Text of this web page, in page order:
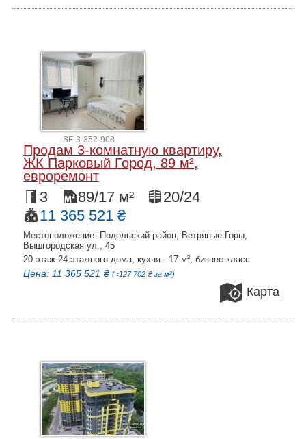
SF-3-352-908
Продам 3-комнатную квартиру,
ЖК Парковый Город, 89 м²,
евроремонт
3 89/17 м²
20/24
11 365 521 ₴
Местоположение: Подольский район, Ветряные Горы,
Вышгородская ул., 45
20 этаж 24-этажного дома, кухня - 17 м², бизнес-класс
Цена: 11 365 521 ₴ (≈127 702 ₴ за м²)
Карта